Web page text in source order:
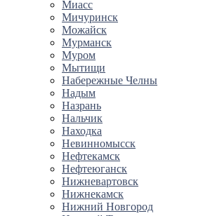
Миасс
Мичуринск
Можайск
Мурманск
Муром
Мытищи
Набережные Челны
Надым
Назрань
Нальчик
Находка
Невинномысск
Нефтекамск
Нефтеюганск
Нижневартовск
Нижнекамск
Нижний Новгород